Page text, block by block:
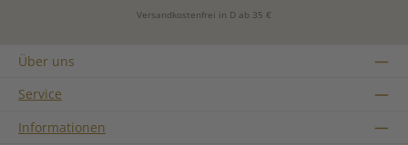
Versandkostenfrei in D ab 35 €
Über uns
Service
Informationen